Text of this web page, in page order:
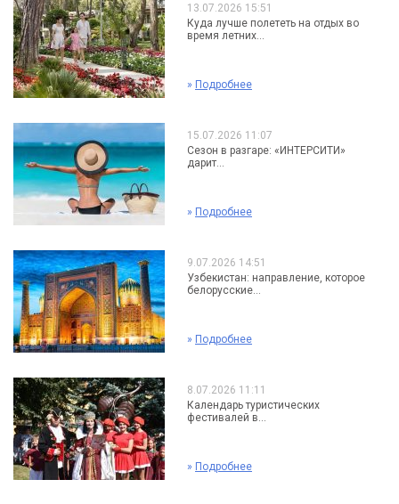
13.07.2026 15:51
Куда лучше полететь на отдых во
время летних...
» Подробнее
15.07.2026 11:07
Сезон в разгаре: «ИНТЕРСИТИ»
дарит...
» Подробнее
9.07.2026 14:51
Узбекистан: направление, которое
белорусские...
» Подробнее
8.07.2026 11:11
Календарь туристических
фестивалей в...
» Подробнее